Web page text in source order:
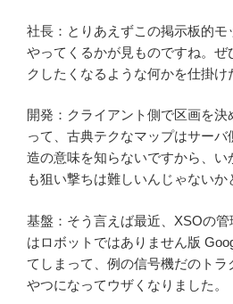
社長：とりあえずこの掲示板的
やってくるかが見ものですね。ぜ
クしたくなるような何かを仕掛け
開発：クライアント側で区画を決
って、古典テクなマップはサー
造の意味を知らないですから、
も狙い撃ちは難しいんじゃないか
基盤：そう言えば最近、XSOの
はロボットではありません版
てしまって、例の信号機だのトラ
やつになってウザくなりました。